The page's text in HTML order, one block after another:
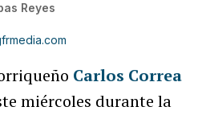
Reyes
Carlos Correa
miércoles durante la